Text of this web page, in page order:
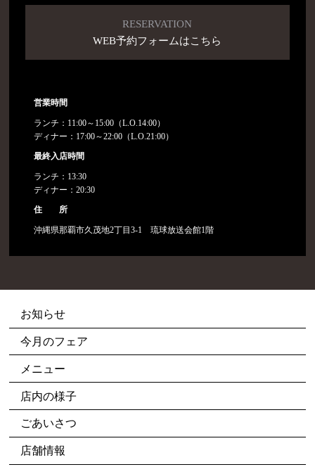
RESERVATION
WEB予約フォームはこちら
営業時間
ランチ：11:00～15:00（L.O.14:00）
ディナー：17:00～22:00（L.O.21:00）
最終入店時間
ランチ：13:30
ディナー：20:30
住 所
沖縄県那覇市久茂地2丁目3-1 琉球放送会館1階
お知らせ
今月のフェア
メニュー
店内の様子
ごあいさつ
店舗情報